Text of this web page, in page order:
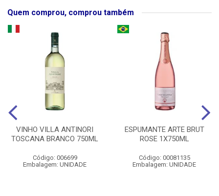
Quem comprou, comprou também
VINHO VILLA ANTINORI
TOSCANA BRANCO 750ML
Código: 006699
Embalagem: UNIDADE
ESPUMANTE ARTE BRUT
ROSE 1X750ML
Código: 00081135
Embalagem: UNIDADE